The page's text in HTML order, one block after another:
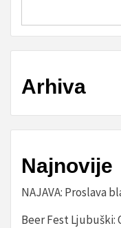
Arhiva
Najnovije
NAJAVA: Proslava
Beer Fest Ljubuški: